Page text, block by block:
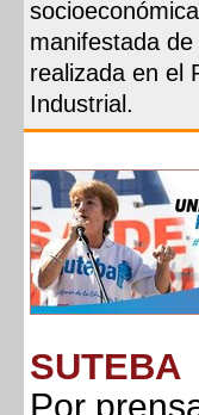
manifestada
realizada en el
Industrial.
SUTEBA
Por